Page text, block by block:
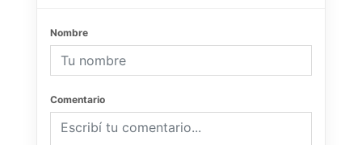
Nombre
Comentario